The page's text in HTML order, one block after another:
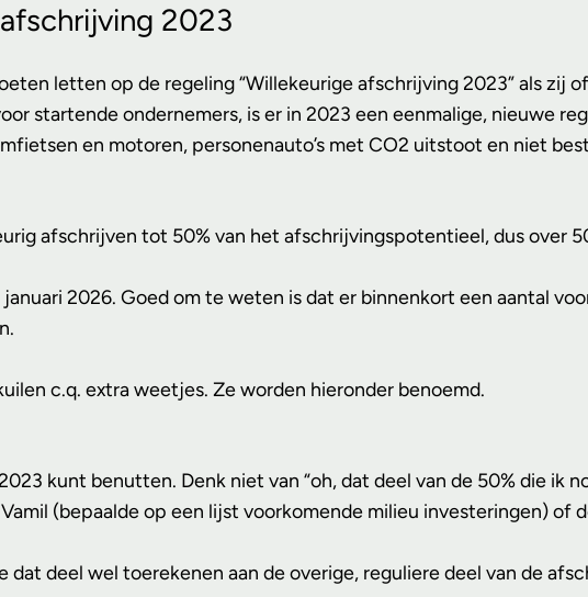
2023
letten op de regeling “Willekeurige afschrijving 2023” als
startende ondernemers, is er in 2023 een eenmalige, nieuwe
en motoren, personenauto’s met CO2 uitstoot en niet
afschrijven tot 50% van het afschrijvingspotentieel, dus over
2026. Goed om te weten is dat er binnenkort een aantal
c.q. extra weetjes. Ze worden hieronder benoemd.
kunt benutten. Denk niet van “oh, dat deel van de 50% die
(bepaalde op een lijst voorkomende milieu investeringen)
deel wel toerekenen aan de overige, reguliere deel van de